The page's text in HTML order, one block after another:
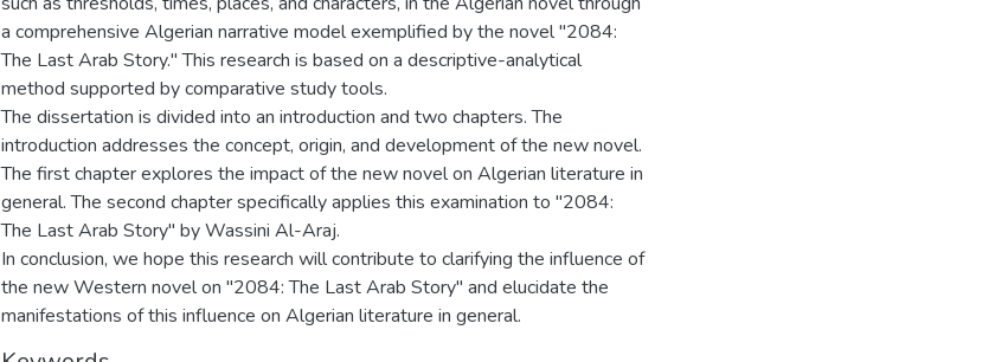
a comprehensive Algerian narrative model exemplified by the novel "2084:
The Last Arab Story." This research is based on a descriptive-analytical
method supported by comparative study tools.
The dissertation is divided into an introduction and two chapters. The
introduction addresses the concept, origin, and development of the new novel.
The first chapter explores the impact of the new novel on Algerian literature in
general. The second chapter specifically applies this examination to "2084:
The Last Arab Story" by Wassini Al-Araj.
In conclusion, we hope this research will contribute to clarifying the influence of
the new Western novel on "2084: The Last Arab Story" and elucidate the
manifestations of this influence on Algerian literature in general.